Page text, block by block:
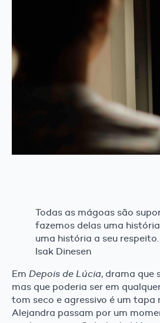
Todas as mágoas são
fazemos delas uma
uma história a seu respeito.
Isak Dinesen
Em Depois de Lúcia, drama que
mas que poderia ser em
tom seco e agressivo é um tapa
Alejandra passam por um